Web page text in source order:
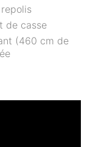
de casse
(460 cm de